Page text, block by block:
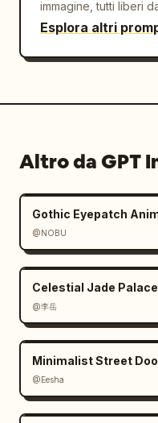
immagine, tutti liberi
Esplora altri
Altro da GPT
Gothic Eyepatch
@NOBU
Celestial Jade
@李岳
Minimalist Street
@Eesha